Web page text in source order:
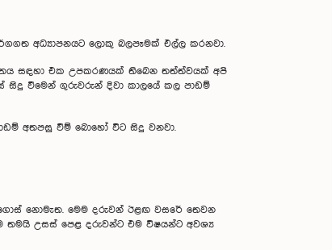
අධ්‍යාපනයට ලොකු බලපෑමක් එල්ල කරනවා.
සඳහා එක උපකරණයක් තිබෙන තත්ත්වයක් අපි
සිදු වීමෙන් ගුරුවරුන් දිවා කාලයේ කල පාඩම්
අතපසු වීම් බොහෝ විට සිදු වනවා.
නොමැත. මෙම දරුවන් ඊළඟ වසරේ තෙවන
තමයි උසස් පෙළ දරුවන්ට එම විෂයන්ට අවශ්‍ය